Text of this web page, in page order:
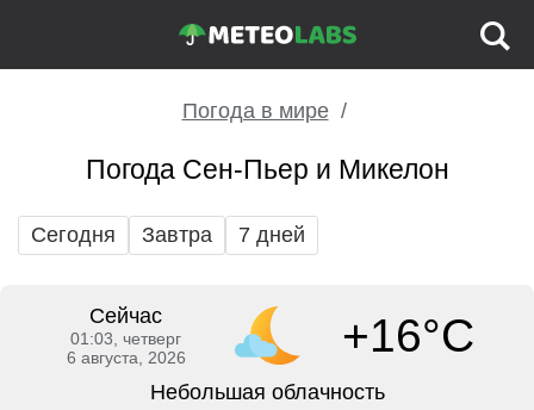
Погода в мире
Погода Сен-Пьер и Микелон
Сегодня Завтра 7 дней
Сейчас
01:03, четверг
6 августа, 2026
+16°C
Небольшая облачность